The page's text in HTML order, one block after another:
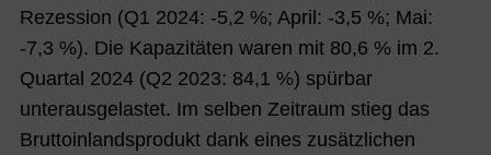
Rezession (Q1 2024: -5,2 %; April: -3,5 %; Mai:
-7,3 %). Die Kapazitäten waren mit 80,6 % im 2.
Quartal 2024 (Q2 2023: 84,1 %) spürbar
unterausgelastet. Im selben Zeitraum stieg das
Bruttoinlandsprodukt dank eines zusätzlichen